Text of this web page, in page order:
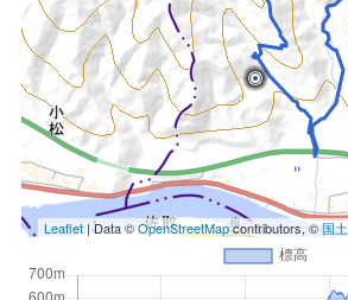
Leaflet | Data ©OpenStreetMapcontributors, ©国